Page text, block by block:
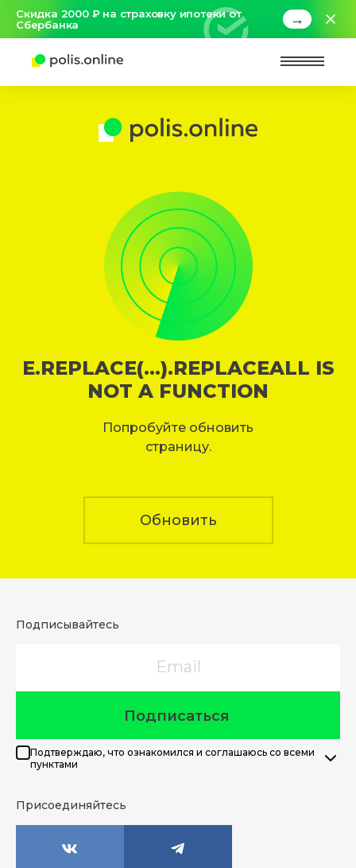
Скидка 2000 ₽ на страховку ипотеки от
Сбербанка
→
E.REPLACE(...).REPLACEALL IS
NOT A FUNCTION
Попробуйте обновить
страницу.
Обновить
Подписывайтесь
Подписаться
Подтверждаю, что ознакомился и соглашаюсь со всеми
пунктами
Присоединяйтесь